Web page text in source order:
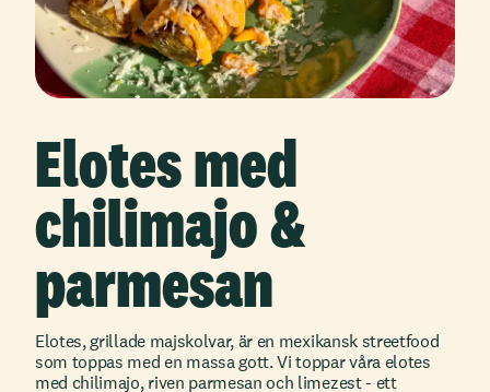
Elotes med
chilimajo &
parmesan
Elotes, grillade majskolvar, är en mexikansk streetfood
som toppas med en massa gott. Vi toppar våra elotes
med chilimajo, riven parmesan och limezest - ett